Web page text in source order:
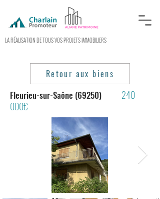
LA RÉALISATION DE TOUS VOS PROJETS IMMOBILIERS
Retour aux biens
Fleurieu-sur-Saône (69250)
240
000€